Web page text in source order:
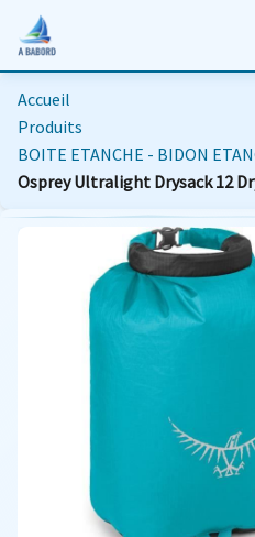
Accueil
Produits
BOITE ETANCHE - BIDON
Osprey Ultralight Drysack 12